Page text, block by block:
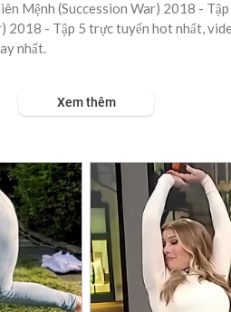
Mệnh (Succession War) 2018 -
2018 - Tập 5 trực tuyến hot nhất,
nhất.
Xem thêm